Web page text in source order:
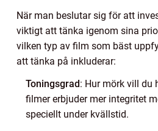
När man beslutar sig för att
viktigt att tänka igenom sina
vilken typ av film som bäst
att tänka på inkluderar:
Toningsgrad: Hur mörk vill du
filmer erbjuder mer integritet
speciellt under kvällstid.